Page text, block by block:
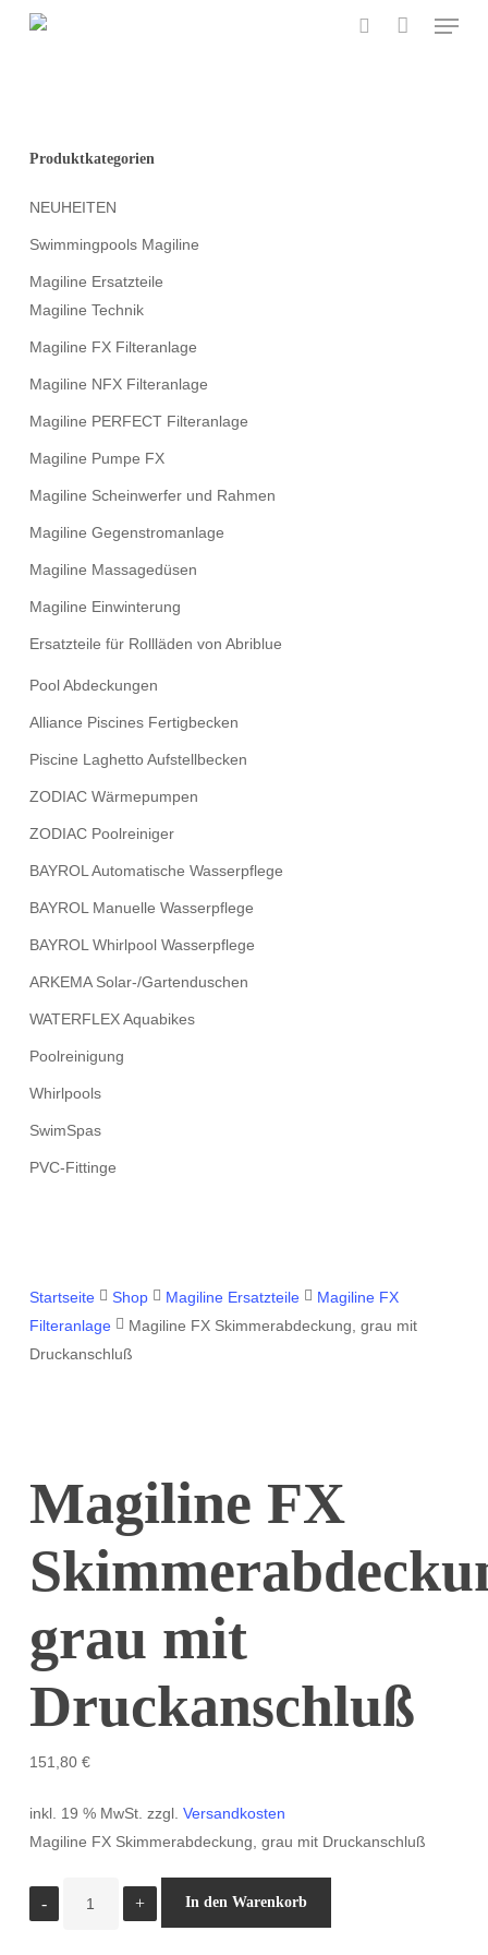
Menu
Produktkategorien
NEUHEITEN
Swimmingpools Magiline
Magiline Ersatzteile
Magiline Technik
Magiline FX Filteranlage
Magiline NFX Filteranlage
Magiline PERFECT Filteranlage
Magiline Pumpe FX
Magiline Scheinwerfer und Rahmen
Magiline Gegenstromanlage
Magiline Massagedüsen
Magiline Einwinterung
Ersatzteile für Rollläden von Abriblue
Pool Abdeckungen
Alliance Piscines Fertigbecken
Piscine Laghetto Aufstellbecken
ZODIAC Wärmepumpen
ZODIAC Poolreiniger
BAYROL Automatische Wasserpflege
BAYROL Manuelle Wasserpflege
BAYROL Whirlpool Wasserpflege
ARKEMA Solar-/Gartenduschen
WATERFLEX Aquabikes
Poolreinigung
Whirlpools
SwimSpas
PVC-Fittinge
Startseite Shop Magiline Ersatzteile
Magiline FX
Filteranlage
Magiline FX Skimmerabdeckung, grau mit
Druckanschluß
Magiline FX
grau mit
Druckanschluß
151,80 €
inkl. 19 % MwSt. zzgl. Versandkosten
Magiline FX Skimmerabdeckung, grau mit Druckanschluß
In den Warenkorb